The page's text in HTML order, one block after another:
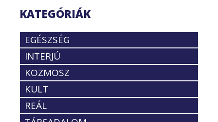
KATEGÓRIÁK
EGÉSZSÉG
INTERJÚ
KOZMOSZ
KULT
REÁL